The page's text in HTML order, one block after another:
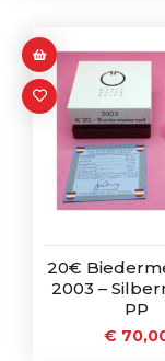
20€
2003 –
PP
€